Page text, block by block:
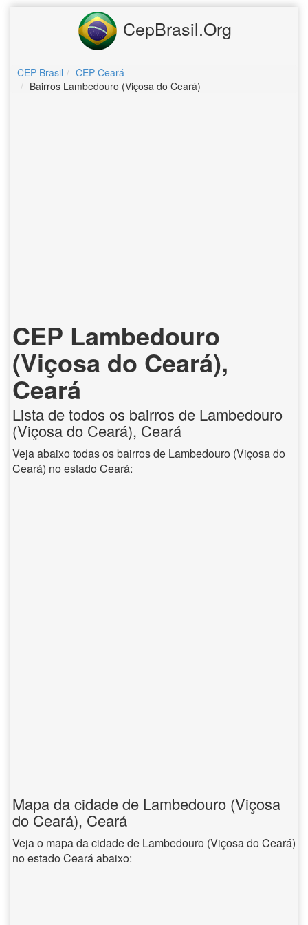
CepBrasil.Org
CEP Brasil
CEP Ceará
Bairros Lambedouro (Viçosa do Ceará)
CEP Lambedouro
(Viçosa do Ceará),
Ceará
Lista de todos os bairros de Lambedouro
(Viçosa do Ceará), Ceará
Veja abaixo todas os bairros de Lambedouro (Viçosa do
Ceará) no estado Ceará:
Mapa da cidade de Lambedouro (Viçosa
do Ceará), Ceará
Veja o mapa da cidade de Lambedouro (Viçosa do Ceará)
no estado Ceará abaixo: